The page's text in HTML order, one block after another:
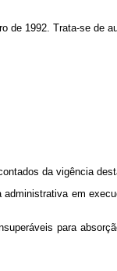
de 1992. Trata-se de
da vigência
em
para